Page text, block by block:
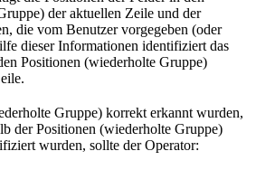
der aktuellen Zeile und der
die vom Benutzer vorgegeben (oder
dieser Informationen identifiziert das
Positionen (wiederholte Gruppe)
Gruppe) korrekt erkannt wurden,
der Positionen (wiederholte Gruppe)
wurden, sollte der Operator: